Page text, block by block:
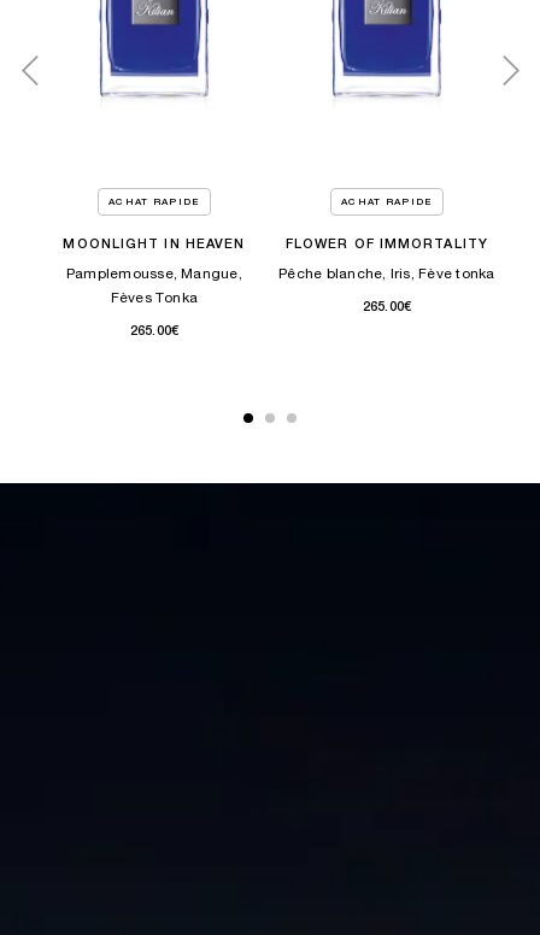
ACHAT RAPIDE
MOONLIGHT IN HEAVEN
Pamplemousse, Mangue,
Fèves Tonka
265.00€
ACHAT RAPIDE
FLOWER OF IMMORTALITY
Pêche blanche, Iris, Fève tonka
265.00€